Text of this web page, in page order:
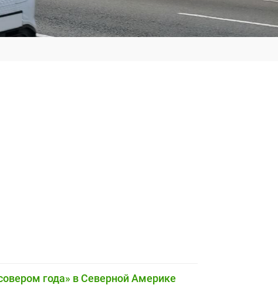
года» в Северной Америке